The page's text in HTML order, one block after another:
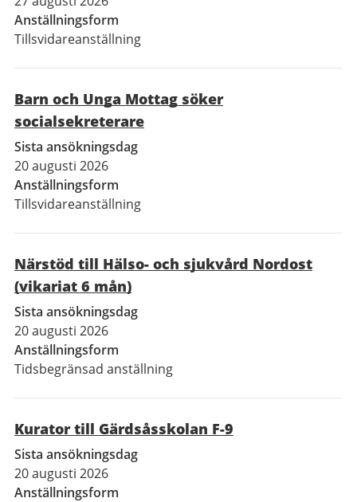
Anställningsform
Tillsvidareanställning
Barn och Unga Mottag söker
socialsekreterare
Sista ansökningsdag
20 augusti 2026
Anställningsform
Tillsvidareanställning
Närstöd till Hälso- och sjukvård Nordost
(vikariat 6 mån)
Sista ansökningsdag
20 augusti 2026
Anställningsform
Tidsbegränsad anställning
Kurator till Gärdsåsskolan F-9
Sista ansökningsdag
20 augusti 2026
Anställningsform